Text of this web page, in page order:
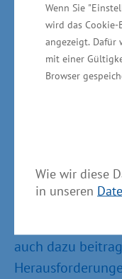
Wenn Sie
wird das Cookie-
angezeigt. Dafür
mit einer
Browser
Wie wir diese
in unseren
Der
Mitgliedern. Das
wechselnden
Themen der
sind Vertreter
auch dazu